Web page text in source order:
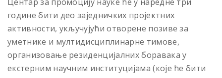
године бити део заједничких пројектних
активности, укључујући отворене позиве за
уметнике и мултидисциплинарне тимове,
организовање резиденцијалних боравака у
екстерним научним институцијама (које ће бити